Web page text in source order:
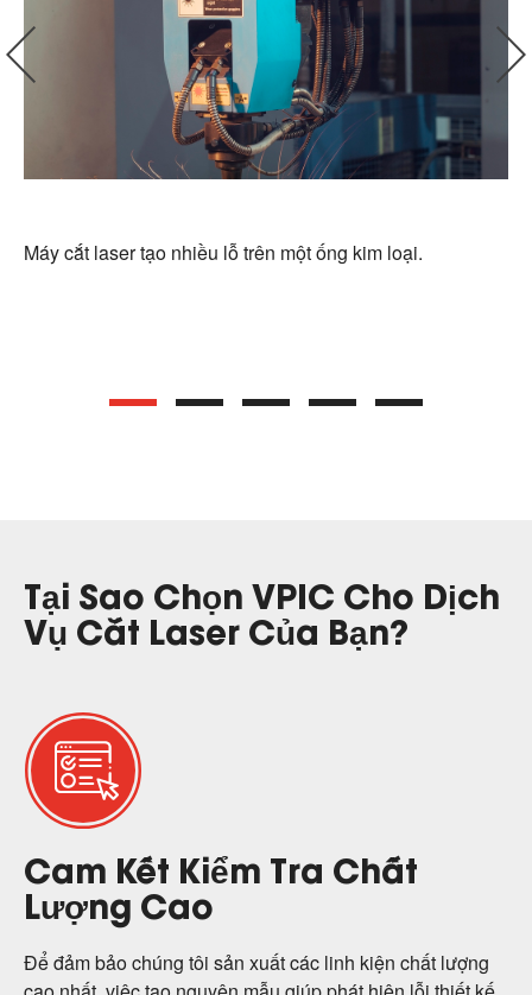
Máy cắt laser tạo nhiều lỗ trên một ống kim loại.
1 2 3 4 5
Tại Sao Chọn VPIC Cho Dịch
Vụ Cắt Laser Của Bạn?
Cam Kết Kiểm Tra Chất
Lượng Cao
Để đảm bảo chúng tôi sản xuất các linh kiện chất lượng